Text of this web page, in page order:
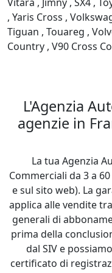
, Yaris Cross ,
Tiguan , Touareg ,
Country , V90 Cross
L'Agenzia
agenzie in
La tua Agenzia
Commerciali da 3 a
e sul sito web). La
applica alle vendite
generali di
prima della
dal SIV e
certificato di